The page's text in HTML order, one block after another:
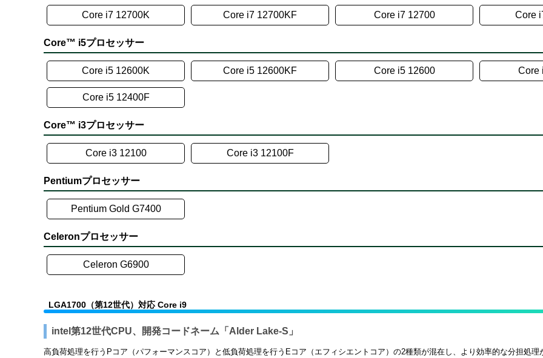
Core i7 12700K Core i7 12700KF Core i7 12700 Core
Core™ i5プロセッサー
Core i5 12600K Core i5 12600KF Core i5 12600 Core
Core i5 12400F
Core™ i3プロセッサー
Core i3 12100 Core i3 12100F
Pentiumプロセッサー
Pentium Gold G7400
Celeronプロセッサー
Celeron G6900
LGA1700（第12世代）対応 Core i9
intel第12世代CPU、開発コードネーム「Alder Lake-S」
高負荷処理を行うPコア（パフォーマンスコア）と低負荷処理を行うEコア（エフィシエントコア）の2種類が混在し、より効率的な分担処理